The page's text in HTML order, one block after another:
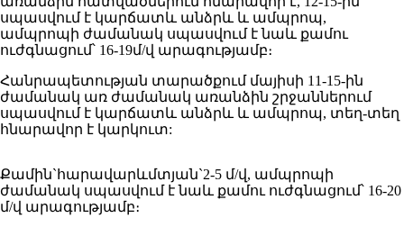
սպասվում է կարճատև անձրև և ամպրոպ,
ամպրոպի ժամանակ սպասվում է նաև քամու
ուժգնացում՝ 16-19մ/վ արագությամբ։
Հանրապետության տարածքում մայիսի 11-15-ին
ժամանակ առ ժամանակ առանձին շրջաններում
սպասվում է կարճատև անձրև և ամպրոպ, տեղ-տեղ
հնարավոր է կարկուտ:
Քամին`հարավարևմտյան`2-5 մ/վ, ամպրոպի
ժամանակ սպասվում է նաև քամու ուժգնացում՝ 16-20
մ/վ արագությամբ։